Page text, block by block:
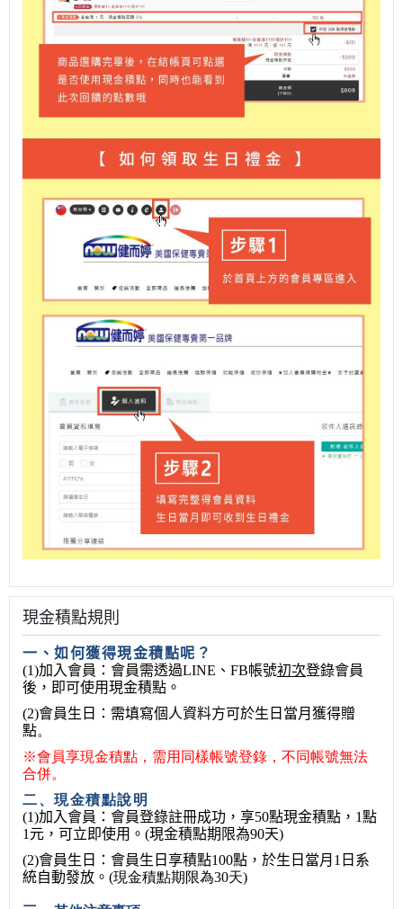
現金積點規則
一、如何獲得現金積點呢？
(1)加入會員： 會員需透過LINE 、 FB帳號初次登錄會員
後，即可使用現金積點。
(2)會員生日：需填寫個人資料方可於生日當月獲得贈
點。
※會員享現金積點，需用同樣帳號登錄，不同帳號無法
合併。
二、現金積點說明
(1)加入會員： 會員登錄註冊成功，享50點現金積點， 1點
1 元，可立即使用 。 (現金積點期限為90天)
(2)會員生日： 會員生日享積點100點，於生日當月 1 日系
統自動發放。 (現金積點期限為30天)